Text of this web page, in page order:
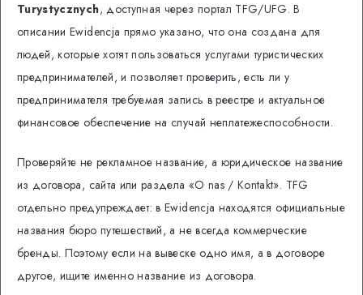
Turystycznych, доступная через портал TFG/UFG. В
описании Ewidencja прямо указано, что она создана для
людей, которые хотят пользоваться услугами туристических
предпринимателей, и позволяет проверить, есть ли у
предпринимателя требуемая запись в реестре и актуальное
финансовое обеспечение на случай неплатежеспособности.
Проверяйте не рекламное название, а юридическое название
из договора, сайта или раздела «O nas / Kontakt». TFG
отдельно предупреждает: в Ewidencja находятся официальные
названия бюро путешествий, а не всегда коммерческие
бренды. Поэтому если на вывеске одно имя, а в договоре
другое, ищите именно название из договора.